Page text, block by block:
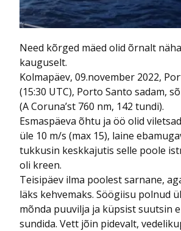
Need kõrged mäed olid õrnalt
kauguselt.
Kolmapäev, 09.november 2022,
(15:30 UTC), Porto Santo sadam,
(A Coruna’st 760 nm, 142 tundi).
Esmaspäeva õhtu ja öö olid
üle 10 m/s (max 15), laine
tukkusin keskkajutis selle poole
oli kreen.
Teisipäev ilma poolest sarnane,
läks kehvemaks. Söögiisu polnud
mõnda puuvilja ja küpsist suutsin
sundida. Vett jõin pidevalt,